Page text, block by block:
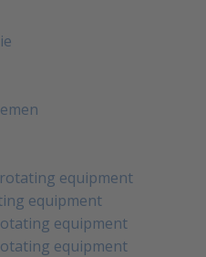
equipment
equipment
equipment
equipment